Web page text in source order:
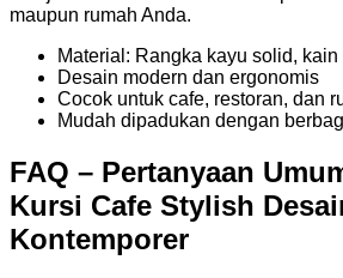
maupun rumah Anda.
Material: Rangka kayu solid,
Desain modern dan ergonomis
Cocok untuk cafe, restoran, dan
Mudah dipadukan dengan
FAQ – Pertanyaan
Kursi Cafe Stylish
Kontemporer